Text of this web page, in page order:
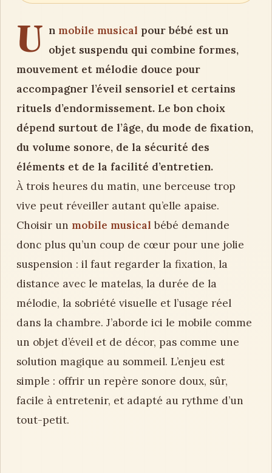
U n mobile musical pour bébé est un
objet suspendu qui combine formes,
mouvement et mélodie douce pour
accompagner l’éveil sensoriel et certains
rituels d’endormissement. Le bon choix
dépend surtout de l’âge, du mode de fixation,
du volume sonore, de la sécurité des
éléments et de la facilité d’entretien.
À trois heures du matin, une berceuse trop
vive peut réveiller autant qu’elle apaise.
Choisir un mobile musical bébé demande
donc plus qu’un coup de cœur pour une jolie
suspension : il faut regarder la fixation, la
distance avec le matelas, la durée de la
mélodie, la sobriété visuelle et l’usage réel
dans la chambre. J’aborde ici le mobile comme
un objet d’éveil et de décor, pas comme une
solution magique au sommeil. L’enjeu est
simple : offrir un repère sonore doux, sûr,
facile à entretenir, et adapté au rythme d’un
tout-petit.